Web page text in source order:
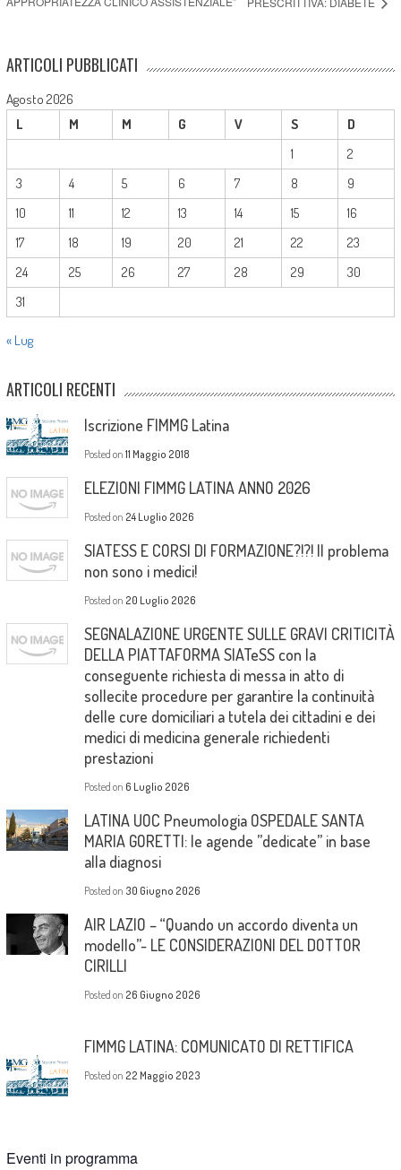
ARTICOLI PUBBLICATI
Agosto 2026
L
M M G V S
D
1
2
3
4 5 6 7 8
9
10
11 12 13 14 15
16
17
18 19 20 21 22
23
24
25 26 27 28 29
30
31
« Lug
ARTICOLI RECENTI
Iscrizione FIMMG Latina
Posted on 11 Maggio 2018
ELEZIONI FIMMG LATINA ANNO 2026
Posted on 24 Luglio 2026
SIATESS E CORSI DI FORMAZIONE?!?! Il problema
non sono i medici!
Posted on 20 Luglio 2026
SEGNALAZIONE URGENTE SULLE GRAVI CRITICITÀ
DELLA PIATTAFORMA SIATeSS con la
conseguente richiesta di messa in atto di
sollecite procedure per garantire la continuità
delle cure domiciliari a tutela dei cittadini e dei
medici di medicina generale richiedenti
prestazioni
Posted on 6 Luglio 2026
LATINA UOC Pneumologia OSPEDALE SANTA
MARIA GORETTI: le agende ”dedicate” in base
alla diagnosi
Posted on 30 Giugno 2026
AIR LAZIO – “Quando un accordo diventa un
modello”- LE CONSIDERAZIONI DEL DOTTOR
CIRILLI
Posted on 26 Giugno 2026
FIMMG LATINA: COMUNICATO DI RETTIFICA
Posted on 22 Maggio 2023
Eventi in programma